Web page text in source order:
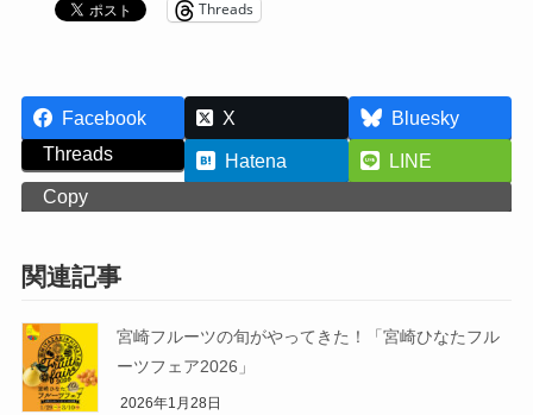
Threads
Facebook X
Bluesky
Threads
Hatena
LINE
Copy
関連記事
宮崎フルーツの旬がやってきた！「宮崎ひなたフル
ーツフェア2026」
2026年1月28日